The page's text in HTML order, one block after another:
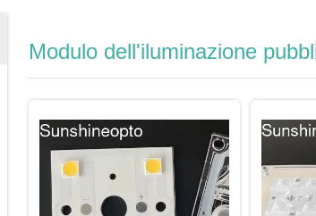
Modulo dell'iluminazione